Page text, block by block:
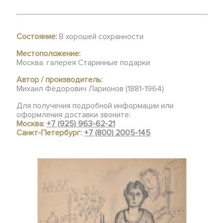
Состояние: В хорошей сохранности
Местоположение:
Москва, галерея Старинные подарки
Автор / производитель:
Михаил Фёдорович Ларионов (1881-1964)
Для получения подробной информации или
оформления доставки звоните:
Москва:+7 (925) 963-62-21
Санкт-Петербург:+7 (800) 2005-145